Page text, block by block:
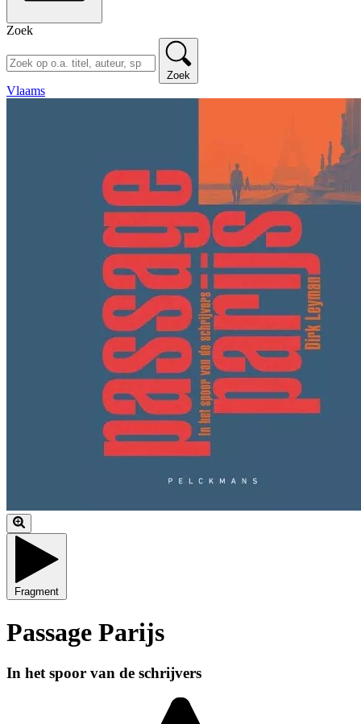
Zoek
Zoek
Vlaams
Fragment
Passage Parijs
In het spoor van de schrijvers